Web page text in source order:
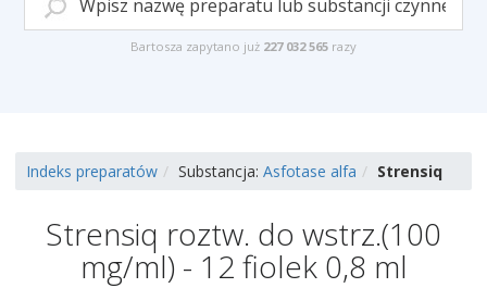
Bartosza zapytano już 227 032 565 razy
Indeks preparatów Substancja: Asfotase alfa Strensiq
Strensiq roztw. do wstrz.(100
mg/ml) - 12 fiolek 0,8 ml